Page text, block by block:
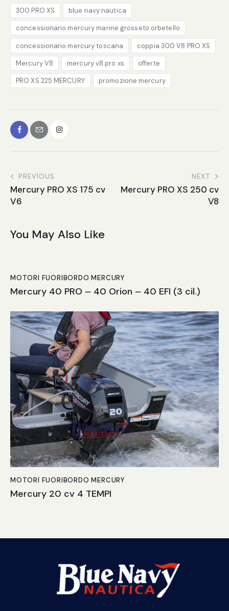
300 PRO XS blue navy nautica
concessionario mercury marine grosseto orbetello
concessionario mercury toscana coppia 300 V8 PRO XS
Mercury V8 mercury v8 pro xs offerte
PRO XS 225 MERCURY promozione mercury
PREVIOUS
Mercury PRO XS 175 cv
V6
NEXT
Mercury PRO XS 250 cv
V8
You May Also Like
MOTORI FUORIBORDO MERCURY
Mercury 40 PRO – 40 Orion – 40 EFI (3 cil.)
MOTORI FUORIBORDO MERCURY
Mercury 20 cv 4 TEMPI